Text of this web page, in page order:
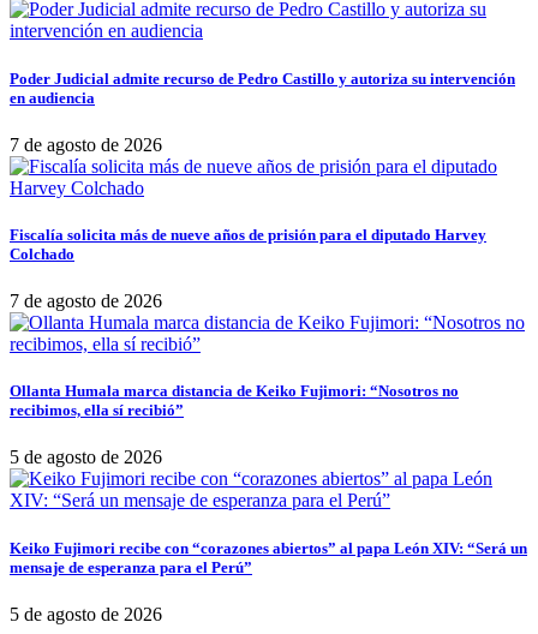
Poder Judicial admite recurso de Pedro Castillo y autoriza su intervención
en audiencia
7 de agosto de 2026
Fiscalía solicita más de nueve años de prisión para el diputado Harvey
Colchado
7 de agosto de 2026
Ollanta Humala marca distancia de Keiko Fujimori: “Nosotros no
recibimos, ella sí recibió”
5 de agosto de 2026
Keiko Fujimori recibe con “corazones abiertos” al papa León XIV: “Será un
mensaje de esperanza para el Perú”
5 de agosto de 2026